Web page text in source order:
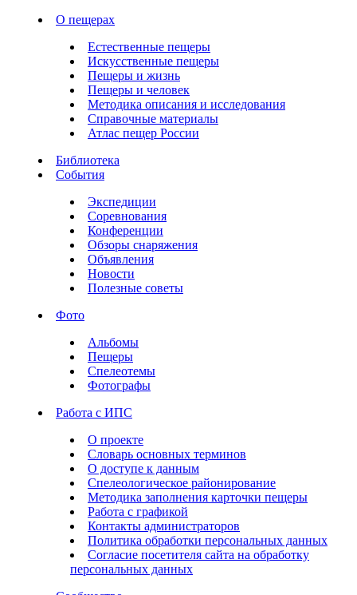
О пещерах
Естественные пещеры
Искусственные пещеры
Пещеры и жизнь
Пещеры и человек
Методика описания и исследования
Справочные материалы
Атлас пещер России
Библиотека
События
Экспедиции
Соревнования
Конференции
Обзоры снаряжения
Объявления
Новости
Полезные советы
Фото
Альбомы
Пещеры
Спелеотемы
Фотографы
Работа с ИПС
О проекте
Словарь основных терминов
О доступе к данным
Спелеологическое районирование
Методика заполнения карточки пещеры
Работа с графикой
Контакты администраторов
Политика обработки персональных данных
Согласие посетителя сайта на обработку
персональных данных